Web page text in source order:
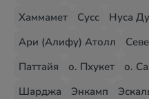
Хаммамет
Сусс
Нуса
Ари (Алифу) Атолл
Паттайя
о. Пхукет о.
Шарджа
Энкамп